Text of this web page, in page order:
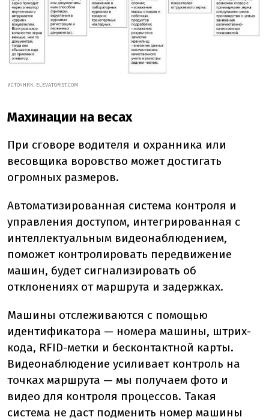
ИСТОЧНИК: ELEVATORIST.COM
Махинации на весах
При сговоре водителя и охранника или
весовщика воровство может достигать
огромных размеров.
Автоматизированная система контроля и
управления доступом, интегрированная с
интеллектуальным видеонаблюдением,
поможет контролировать передвижение
машин, будет сигнализировать об
отклонениях от маршрута и задержках.
Машины отслеживаются с помощью
идентификатора — номера машины, штрих-
кода, RFID-метки и бесконтактной карты.
Видеонаблюдение усиливает контроль на
точках маршрута — мы получаем фото и
видео для контроля процессов. Такая
система не даст подменить номер машины